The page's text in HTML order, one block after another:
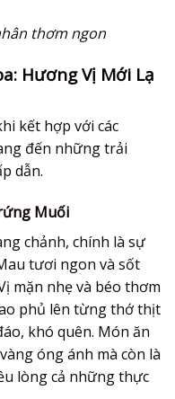
thơm ngon
Hương Vị Mới Lạ
kết hợp với các
đến những trải
dẫn.
Muối
chảnh, chính là sự
tươi ngon và sốt
mặn nhẹ và béo thơm
phủ lên từng thớ thịt
khó quên. Món ăn
óng ánh mà còn là
lòng cả những thực